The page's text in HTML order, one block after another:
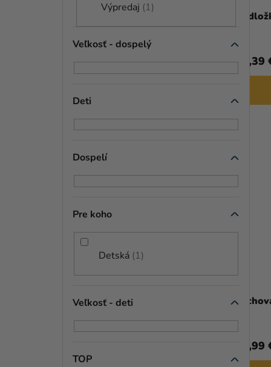
Výpredaj 1
Veľkosť - dospelý
Deti
Dospelí
Pre koho
Detská 1
Veľkosť - deti
TOP
U
K
T
O
V
Peračník - Super Mario
6,56 €
7,29 € (–10 %)
10,39
Sada nálepiek - Super Mario 39 ks
69,99